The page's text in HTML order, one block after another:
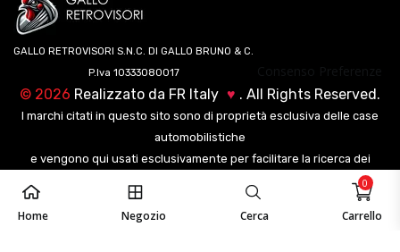
Home Negozio Cerca Carrello
0
GALLO RETROVISORI S.N.C. DI GALLO BRUNO & C.
P.Iva 10333080017
© 2026 Realizzato da FR Italy ♥ . All Rights Reserved.
I marchi citati in questo sito sono di proprietà esclusiva delle case
automobilistiche
e vengono qui usati esclusivamente per facilitare la ricerca dei